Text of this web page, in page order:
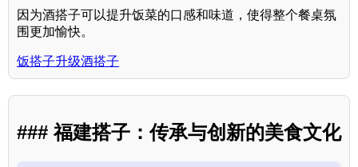
因为酒搭子可以提升饭菜的口感和味道，使得整个餐桌氛
围更加愉快。
饭搭子升级酒搭子
### 福建搭子：传承与创新的美食文化